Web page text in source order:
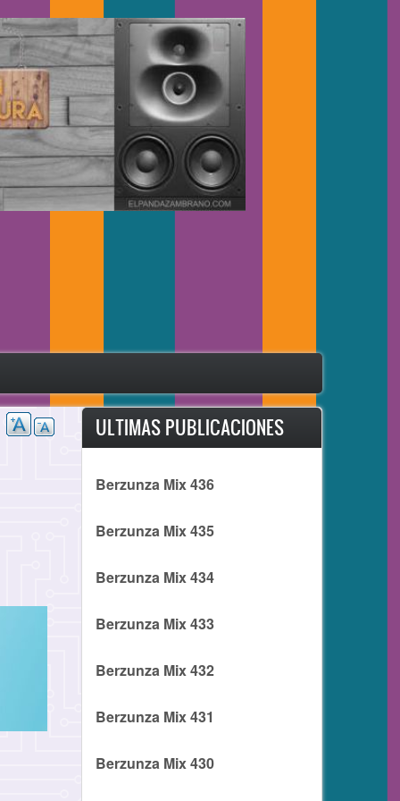
ULTIMAS PUBLICACIONES
Berzunza Mix 436
Berzunza Mix 435
Berzunza Mix 434
Berzunza Mix 433
Berzunza Mix 432
Berzunza Mix 431
Berzunza Mix 430